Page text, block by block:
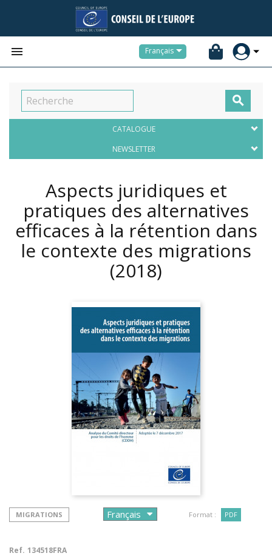
 Français

CATALOGUE
NEWSLETTER
Aspects juridiques et
pratiques des alternatives
efficaces à la rétention dans
le contexte des migrations
(2018)
MIGRATIONS Format : PDF
Ref. 134518FRA